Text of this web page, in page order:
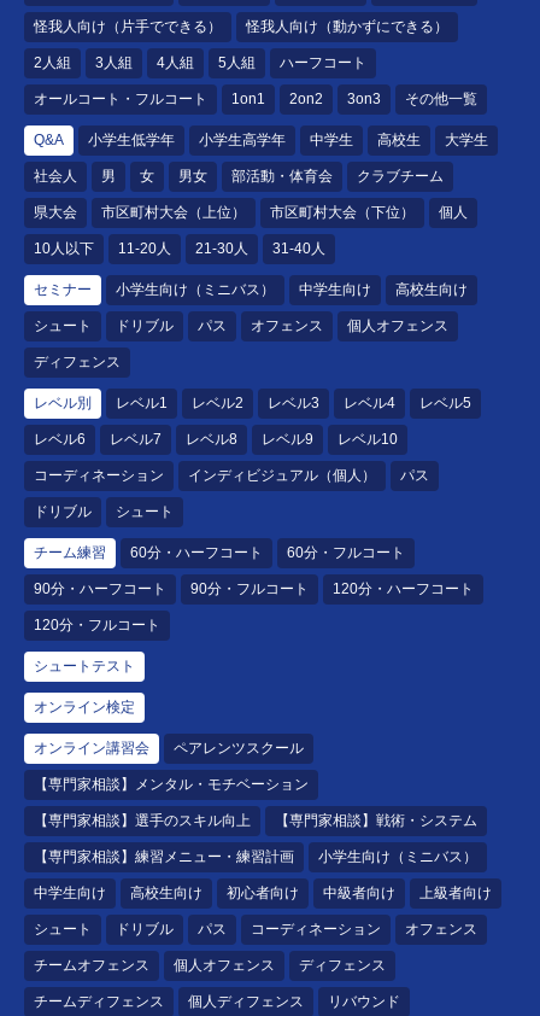
怪我人向け（片手でできる） 怪我人向け（動かずにできる）
2人組 3人組 4人組 5人組 ハーフコート
オールコート・フルコート 1on1 2on2 3on3 その他一覧
Q&A 小学生低学年 小学生高学年 中学生 高校生 大学生
社会人 男 女 男女 部活動・体育会 クラブチーム
県大会 市区町村大会（上位） 市区町村大会（下位） 個人
10人以下 11-20人 21-30人 31-40人
セミナー 小学生向け（ミニバス） 中学生向け 高校生向け
シュート ドリブル パス オフェンス 個人オフェンス
ディフェンス
レベル別 レベル1 レベル2 レベル3 レベル4 レベル5
レベル6 レベル7 レベル8 レベル9 レベル10
コーディネーション インディビジュアル（個人） パス
ドリブル シュート
チーム練習 60分・ハーフコート 60分・フルコート
90分・ハーフコート 90分・フルコート 120分・ハーフコート
120分・フルコート
シュートテスト
オンライン検定
オンライン講習会 ペアレンツスクール
【専門家相談】メンタル・モチベーション
【専門家相談】選手のスキル向上 【専門家相談】戦術・システム
【専門家相談】練習メニュー・練習計画 小学生向け（ミニバス）
中学生向け 高校生向け 初心者向け 中級者向け 上級者向け
シュート ドリブル パス コーディネーション オフェンス
チームオフェンス 個人オフェンス ディフェンス
チームディフェンス 個人ディフェンス リバウンド